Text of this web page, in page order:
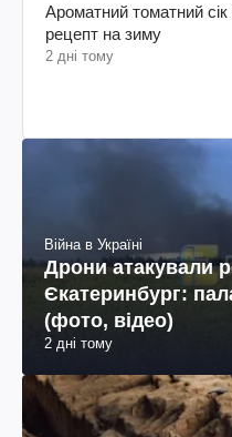
Ароматний томатний
рецепт на зиму
2 дні тому
Війна в Україні
Дрони атакували
Єкатеринбург:
(фото, відео)
2 дні тому